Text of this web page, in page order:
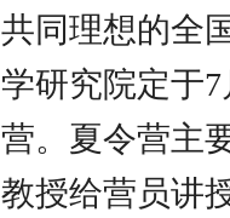
共同理想的全
学研究院定于7
营。夏令营主
教授给营员讲